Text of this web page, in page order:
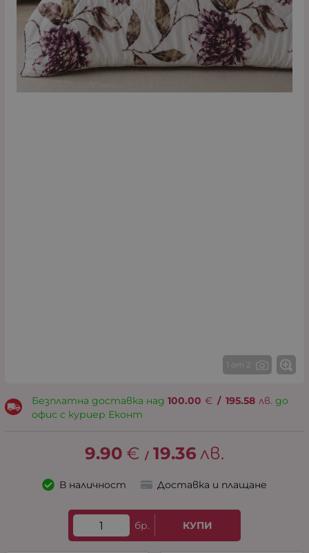
1 от 2
Безплатна доставка над 100.00 € / 195.58 лв. до
офис с куриер Еконт
9.90 € / 19.36 лв.
В наличност Доставка и плащане
бр. КУПИ